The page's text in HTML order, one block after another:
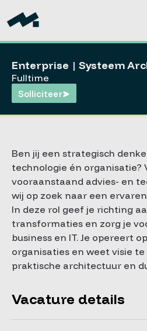
Enterprise | Systeem
Fulltime
Solliciteer
Ben jij een strategisch
technologie én organisatie?
vooraanstaand advies- en
wij op zoek naar een
In deze rol geef je richting
transformaties en zorg je
business en IT. Je opereert
organisaties en weet visie
praktische architectuur en
Vacature details